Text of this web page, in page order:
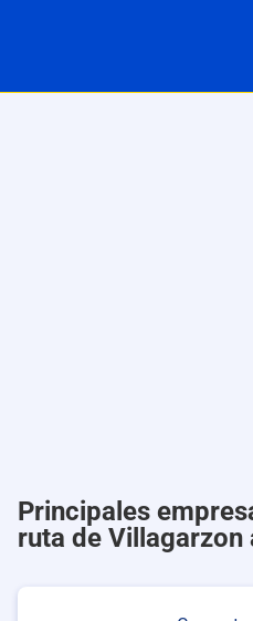
Principales
ruta de Villagarzon